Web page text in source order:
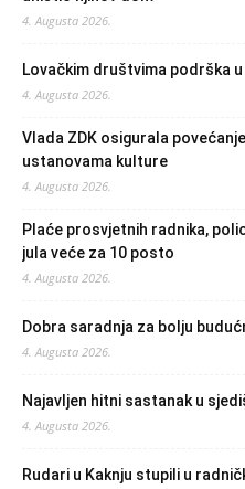
4. Augusta 2026.
Lovačkim društvima podrška
4. Augusta 2026.
Vlada ZDK osigurala
ustanovama kulture
4. Augusta 2026.
Plaće prosvjetnih radnika,
jula veće za 10 posto
4. Augusta 2026.
Dobra saradnja za bolju
4. Augusta 2026.
Najavljen hitni sastanak u
4. Augusta 2026.
Rudari u Kaknju stupili u